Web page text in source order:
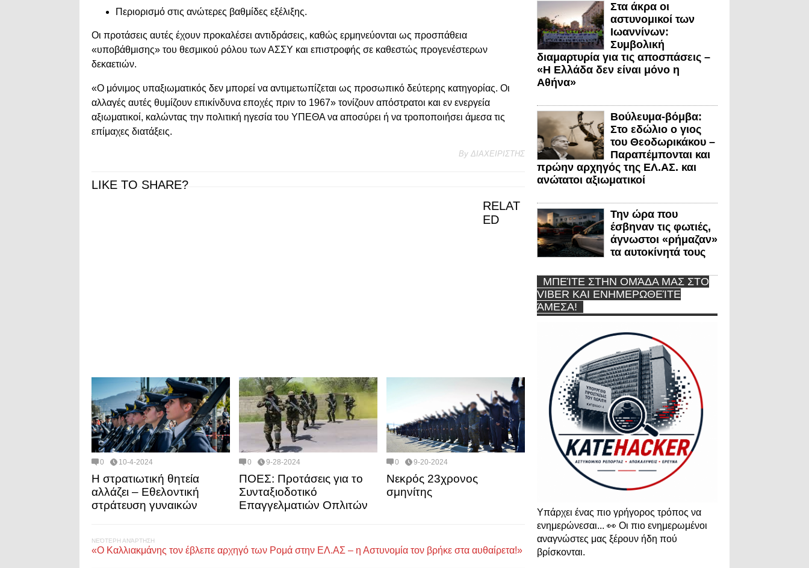
Περιορισμό στις ανώτερες βαθμίδες εξέλιξης.
Οι προτάσεις αυτές έχουν προκαλέσει αντιδράσεις, καθώς ερμηνεύονται ως προσπάθεια
«υποβάθμισης» του θεσμικού ρόλου των ΑΣΣΥ και επιστροφής σε καθεστώς προγενέστερων
δεκαετιών.
«Ο μόνιμος υπαξιωματικός δεν μπορεί να αντιμετωπίζεται ως προσωπικό δεύτερης κατηγορίας. Οι
αλλαγές αυτές θυμίζουν επικίνδυνα εποχές πριν το 1967» τονίζουν απόστρατοι και εν ενεργεία
αξιωματικοί, καλώντας την πολιτική ηγεσία του ΥΠΕΘΑ να αποσύρει ή να τροποποιήσει άμεσα τις
επίμαχες διατάξεις.
By ΔΙΑΧΕΙΡΙΣΤΗΣ
LIKE TO SHARE?
RELAT
ED
0 10-4-2024
Η στρατιωτική θητεία
αλλάζει – Εθελοντική
στράτευση γυναικών
0 9-28-2024
ΠΟΕΣ: Προτάσεις για το
Συνταξιοδοτικό
Επαγγελματιών Οπλιτών
0 9-20-2024
Νεκρός 23χρονος
σμηνίτης
ΝΕΌΤΕΡΗ ΑΝΆΡΤΗΣΗ
«Ο Καλλιακμάνης τον έβλεπε αρχηγό των Ρομά στην ΕΛ.ΑΣ – η Αστυνομία τον βρήκε στα αυθαίρετα!»
Στα άκρα οι
αστυνομικοί των
Ιωαννίνων:
Συμβολική
διαμαρτυρία για τις αποσπάσεις –
«Η Ελλάδα δεν είναι μόνο η
Αθήνα»
Βούλευμα-βόμβα:
Στο εδώλιο ο γιος
του Θεοδωρικάκου –
Παραπέμπονται και
πρώην αρχηγός της ΕΛ.ΑΣ. και
ανώτατοι αξιωματικοί
Την ώρα που
έσβηναν τις φωτιές,
άγνωστοι «ρήμαζαν»
τα αυτοκίνητά τους
ΜΠΕΊΤΕ ΣΤΗΝ ΟΜΆΔΑ ΜΑΣ ΣΤΟ
VIBER ΚΑΙ ΕΝΗΜΕΡΩΘΕΊΤΕ
ΆΜΕΣΑ!
Υπάρχει ένας πιο γρήγορος τρόπος να
ενημερώνεσαι... 👀 Οι πιο ενημερωμένοι
αναγνώστες μας ξέρουν ήδη πού
βρίσκονται.